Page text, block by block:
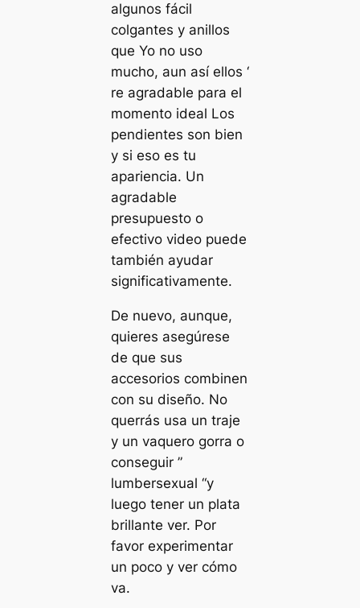
algunos fácil
colgantes y anillos
que Yo no uso
mucho, aun así ellos ‘
re agradable para el
momento ideal Los
pendientes son bien
y si eso es tu
apariencia. Un
agradable
presupuesto o
efectivo video puede
también ayudar
significativamente.
De nuevo, aunque,
quieres asegúrese
de que sus
accesorios combinen
con su diseño. No
querrás usa un traje
y un vaquero gorra o
conseguir ”
lumbersexual “y
luego tener un plata
brillante ver. Por
favor experimentar
un poco y ver cómo
va.